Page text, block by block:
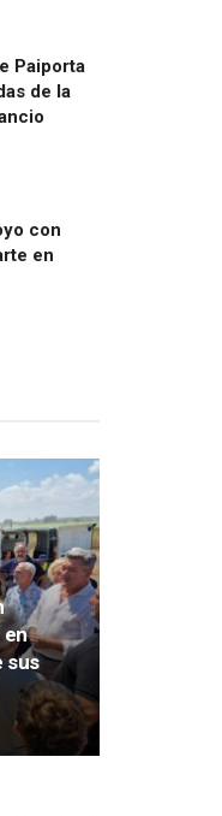
Paiporta
de la
con
en
en
sus